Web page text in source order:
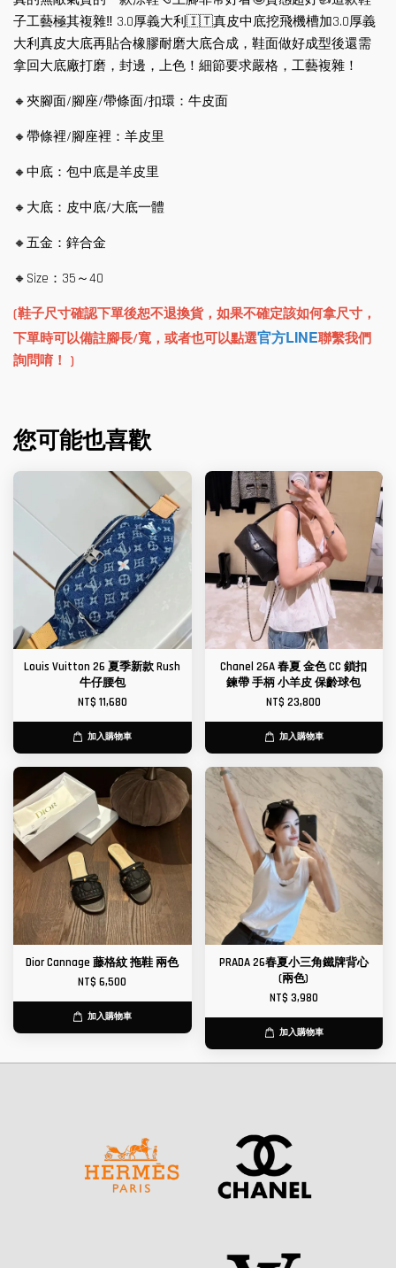
子工藝極其複雜‼ ️3.0厚義大利🇮🇹真皮中底挖飛機槽加3.0厚義
大利真皮大底再貼合橡膠耐磨大底合成，鞋面做好成型後還需
拿回大底廠打磨，封邊，上色！細節要求嚴格，工藝複雜！
🔸夾腳面/腳座/帶條面/扣環：牛皮面
🔸帶條裡/腳座裡：羊皮里
🔸中底：包中底是羊皮里
🔸大底：皮中底/大底一體
🔸五金：鋅合金
🔸Size：35～40
(鞋子尺寸確認下單後恕不退換貨，如果不確定該如何拿尺寸，
下單時可以備註腳長/寬，或者也可以點選官方LINE聯繫我們
詢問唷！ )
您可能也喜歡
Louis Vuitton 26 夏季新款 Rush
牛仔腰包
NT$ 11,680
加入購物車
Chanel 26A 春夏 金色 CC 鎖扣
鍊帶 手柄 小羊皮 保齡球包
NT$ 23,800
加入購物車
Dior Cannage 藤格紋 拖鞋 兩色
NT$ 6,500
加入購物車
PRADA 26春夏小三角鐵牌背心
(兩色)
NT$ 3,980
加入購物車